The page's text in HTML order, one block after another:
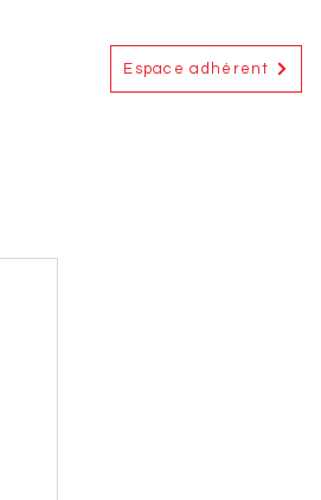
Espace adhérent